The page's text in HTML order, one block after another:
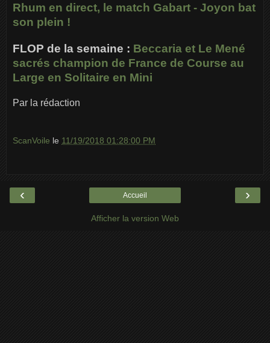
Rhum en direct, le match Gabart - Joyon bat
son plein !
FLOP de la semaine : Beccaria et Le Mené
sacrés champion de France de Course au
Large en Solitaire en Mini
Par la rédaction
ScanVoile le 11/19/2018 01:28:00 PM
‹ ›
Accueil
Afficher la version Web